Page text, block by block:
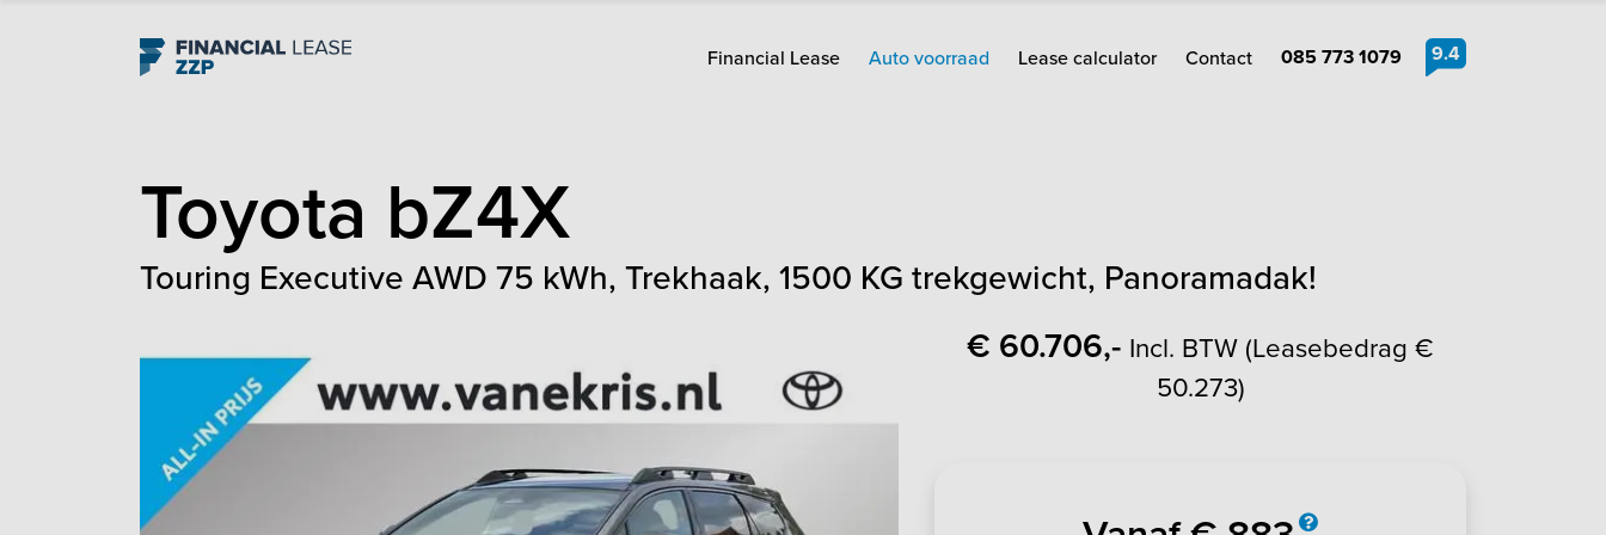
Navigation 9.4
Financial Lease Auto voorraad Lease calculator Contact 085 773 1079
Toyota bZ4X
Touring Executive AWD 75 kWh, Trekhaak, 1500 KG trekgewicht, Panoramadak!
€ 60.706,- Incl. BTW (Leasebedrag €
50.273)